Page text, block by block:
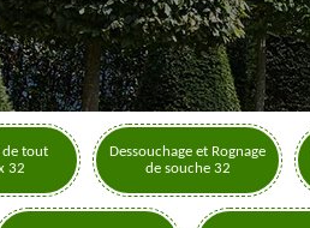
de tout
32
Dessouchage et Rognage
de souche 32